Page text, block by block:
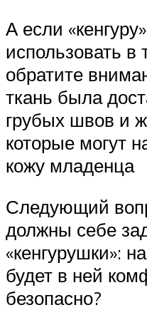
А если
использовать в
обратите
ткань была
грубых швов и
которые могут
кожу младенца
Следующий
должны себе
«кенгурушки»:
будет в ней
безопасно?